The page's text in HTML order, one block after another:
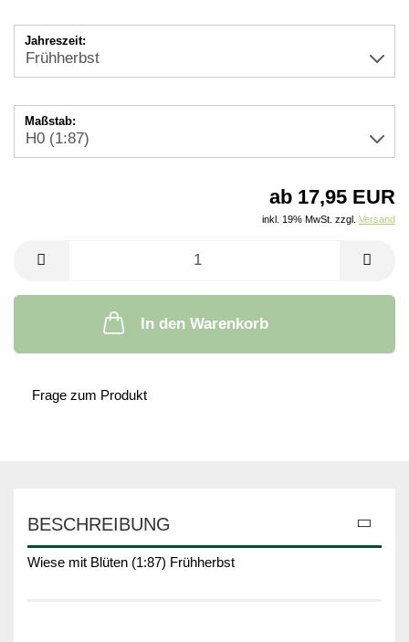
Jahreszeit:
Maßstab:
ab 17,95 EUR
inkl. 19% MwSt. zzgl. Versand
In den Warenkorb
Frage zum Produkt
BESCHREIBUNG
Wiese mit Blüten (1:87) Frühherbst